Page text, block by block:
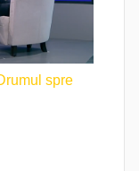
spre